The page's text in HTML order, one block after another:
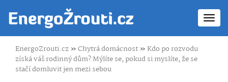
EnergoZrouti.cz»Chytrá domácnost»Kdo po rozvodu
získá váš rodinný dům? Mýlíte se, pokud si myslíte, že se
stačí domluvit jen mezi sebou